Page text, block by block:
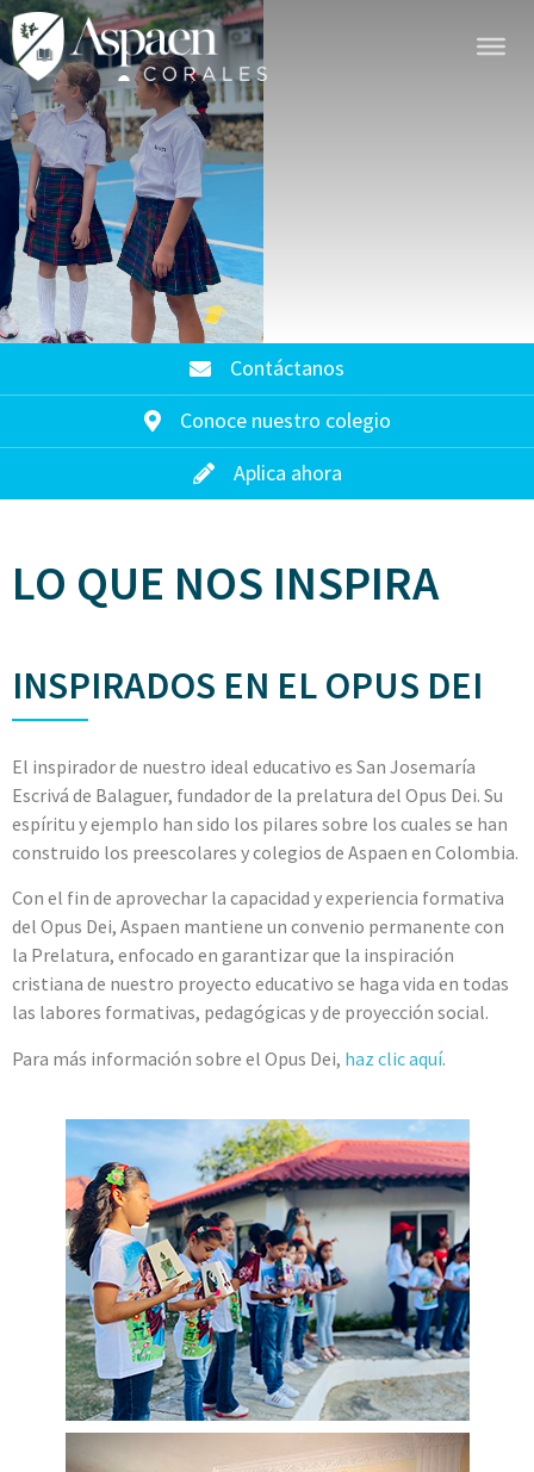
Contáctanos
Conoce nuestro colegio
Aplica ahora
LO QUE NOS INSPIRA
INSPIRADOS EN EL OPUS DEI
El inspirador de nuestro ideal educativo es San Josemaría
Escrivá de Balaguer, fundador de la prelatura del Opus Dei. Su
espíritu y ejemplo han sido los pilares sobre los cuales se han
construido los preescolares y colegios de Aspaen en Colombia.
Con el fin de aprovechar la capacidad y experiencia formativa
del Opus Dei, Aspaen mantiene un convenio permanente con
la Prelatura, enfocado en garantizar que la inspiración
cristiana de nuestro proyecto educativo se haga vida en todas
las labores formativas, pedagógicas y de proyección social.
Para más información sobre el Opus Dei, haz clic aquí.